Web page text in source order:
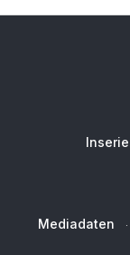
Mediadaten